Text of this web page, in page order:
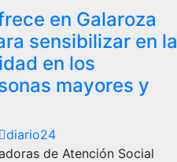
en Galaroza
sensibilizar en la
en los
mayores y
diario24
de Atención Social